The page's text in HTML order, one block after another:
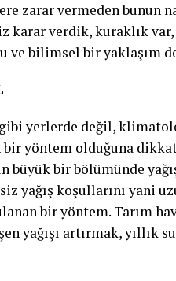
zarar vermeden bunun
karar verdik, kuraklık
ve bilimsel bir yaklaşım
yerlerde değil,
yöntem olduğuna
büyük bir bölümünde
yağış koşullarını yani
bir yöntem. Tarım
yağışı artırmak, yıllık